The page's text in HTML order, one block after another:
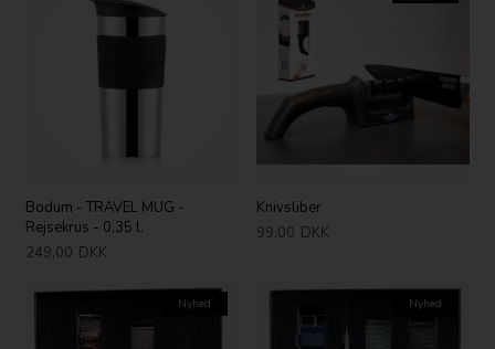
Bodum - TRAVEL MUG -
Rejsekrus - 0,35 l.
249,00 DKK
Knivsliber
99,00 DKK
Nyhed Nyhed